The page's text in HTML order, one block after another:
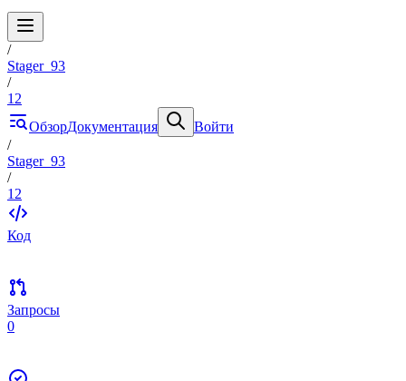
/
Stager_93
/
12
ОбзорДокументация
Войти
/
Stager_93
/
12
Код
Запросы
0